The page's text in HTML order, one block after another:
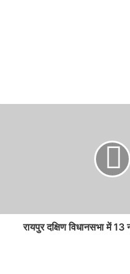
रायपुर दक्षिण विधानसभा में 13